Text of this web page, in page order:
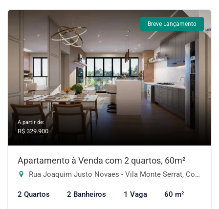
Breve Lançamento
A partir de:
R$ 329.900
Apartamento à Venda com 2 quartos, 60m²
Rua Joaquim Justo Novaes - Vila Monte Serrat, Cotia-SP
2 Quartos 2 Banheiros 1 Vaga 60 m²